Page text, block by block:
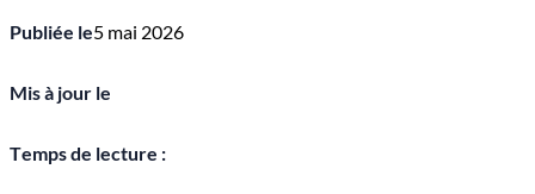
Publiée le5 mai 2026
Mis à jour le
Temps de lecture :